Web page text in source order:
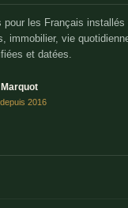
pour les Français
immobilier, vie
et datées.
2016